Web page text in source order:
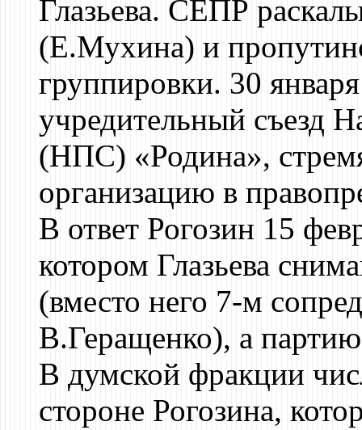
Глазьева. СЕПР
(Е.Мухина) и
группировки. 30
учредительный съезд
(НПС) «Родина»,
организацию в
В ответ Рогозин 15
котором Глазьева
(вместо него 7-м
В.Геращенко), а
В думской фракции
стороне Рогозина,